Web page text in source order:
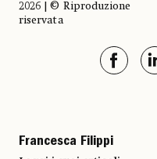
2026 | © Riproduzione
riservata
Francesca Filippi